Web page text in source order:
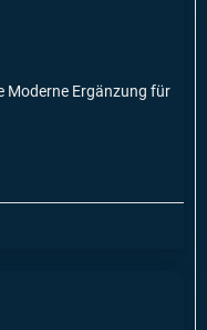
Moderne Ergänzung für